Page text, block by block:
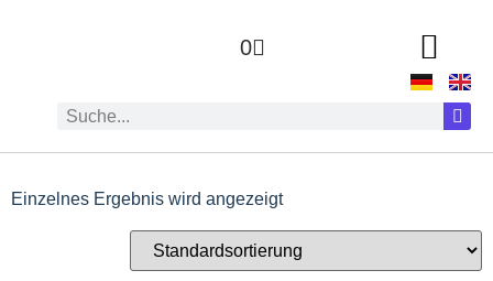
0
Einzelnes Ergebnis wird angezeigt